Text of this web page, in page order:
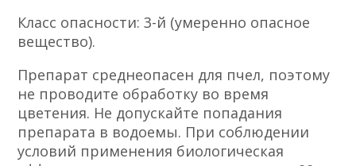
Класс опасности: 3-й (умеренно опасное
вещество).
Препарат среднеопасен для пчел, поэтому
не проводите обработку во время
цветения. Не допускайте попадания
препарата в водоемы. При соблюдении
условий применения биологическая